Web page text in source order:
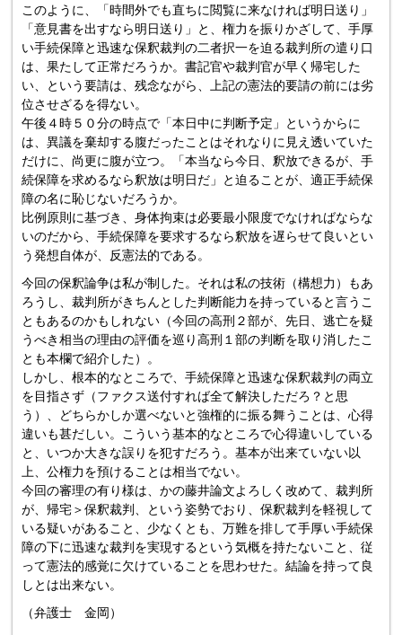
このように、「時間外でも直ちに閲覧に来なければ明日送り」
「意見書を出すなら明日送り」と、権力を振りかざして、手厚
い手続保障と迅速な保釈裁判の二者択一を迫る裁判所の遣り口
は、果たして正常だろうか。書記官や裁判官が早く帰宅した
い、という要請は、残念ながら、上記の憲法的要請の前には劣
位させざるを得ない。
午後４時５０分の時点で「本日中に判断予定」というからに
は、異議を棄却する腹だったことはそれなりに見え透いていた
だけに、尚更に腹が立つ。「本当なら今日、釈放できるが、手
続保障を求めるなら釈放は明日だ」と迫ることが、適正手続保
障の名に恥じないだろうか。
比例原則に基づき、身体拘束は必要最小限度でなければならな
いのだから、手続保障を要求するなら釈放を遅らせて良いとい
う発想自体が、反憲法的である。
今回の保釈論争は私が制した。それは私の技術（構想力）もあ
ろうし、裁判所がきちんとした判断能力を持っていると言うこ
ともあるのかもしれない（今回の高刑２部が、先日、逃亡を疑
うべき相当の理由の評価を巡り高刑１部の判断を取り消したこ
とも本欄で紹介した）。
しかし、根本的なところで、手続保障と迅速な保釈裁判の両立
を目指さず（ファクス送付すれば全て解決しただろ？と思
う）、どちらかしか選べないと強権的に振る舞うことは、心得
違いも甚だしい。こういう基本的なところで心得違いしている
と、いつか大きな誤りを犯すだろう。基本が出来ていない以
上、公権力を預けることは相当でない。
今回の審理の有り様は、かの藤井論文よろしく改めて、裁判所
が、帰宅＞保釈裁判、という姿勢でおり、保釈裁判を軽視して
いる疑いがあること、少なくとも、万難を排して手厚い手続保
障の下に迅速な裁判を実現するという気概を持たないこと、従
って憲法的感覚に欠けていることを思わせた。結論を持って良
しとは出来ない。
（弁護士 金岡）